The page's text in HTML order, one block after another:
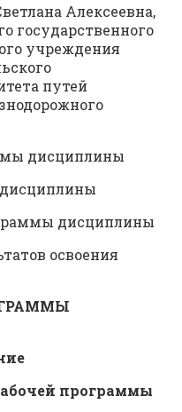
Алексеевна,
государственного
учреждения
путей
дисциплины
дисциплины
дисциплины
освоения
программы